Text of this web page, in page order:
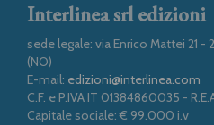
Interlinea srl edizioni
sede legale: via Enrico Mattei 21 -
(NO)
E-mail: edizioni@interlinea.com
C.F. e P.IVA IT 01384860035 -
Capitale sociale: € 99.000 i.v